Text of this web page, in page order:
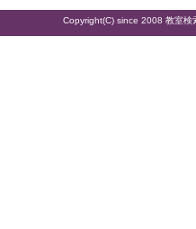
Copyright(C) since 2008 教室検